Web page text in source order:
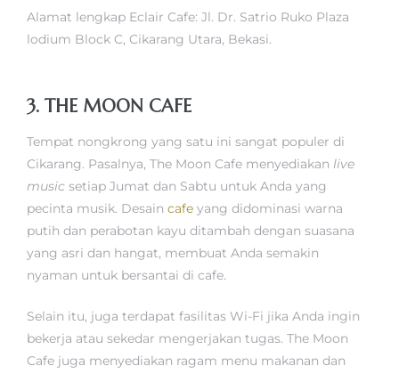
Alamat lengkap Eclair Cafe: Jl. Dr. Satrio Ruko Plaza
lodium Block C, Cikarang Utara, Bekasi.
3. THE MOON CAFE
Tempat nongkrong yang satu ini sangat populer di
Cikarang. Pasalnya, The Moon Cafe menyediakan live
music setiap Jumat dan Sabtu untuk Anda yang
pecinta musik. Desain cafe yang didominasi warna
putih dan perabotan kayu ditambah dengan suasana
yang asri dan hangat, membuat Anda semakin
nyaman untuk bersantai di cafe.
Selain itu, juga terdapat fasilitas Wi-Fi jika Anda ingin
bekerja atau sekedar mengerjakan tugas. The Moon
Cafe juga menyediakan ragam menu makanan dan